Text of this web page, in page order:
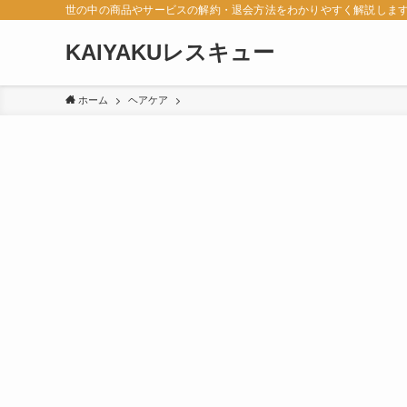
世の中の商品やサービスの解約・退会方法をわかりやすく解説しま
KAIYAKUレスキュー
ホーム ヘアケア